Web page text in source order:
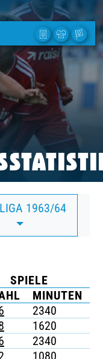
1963/64
SPIELE
MINUTEN
2340
1620
2340
1080